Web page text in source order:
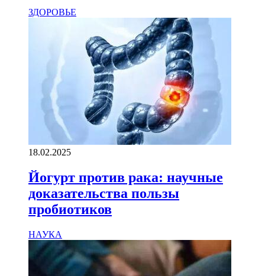
ЗДОРОВЬЕ
18.02.2025
Йогурт против рака: научные
доказательства пользы
пробиотиков
НАУКА